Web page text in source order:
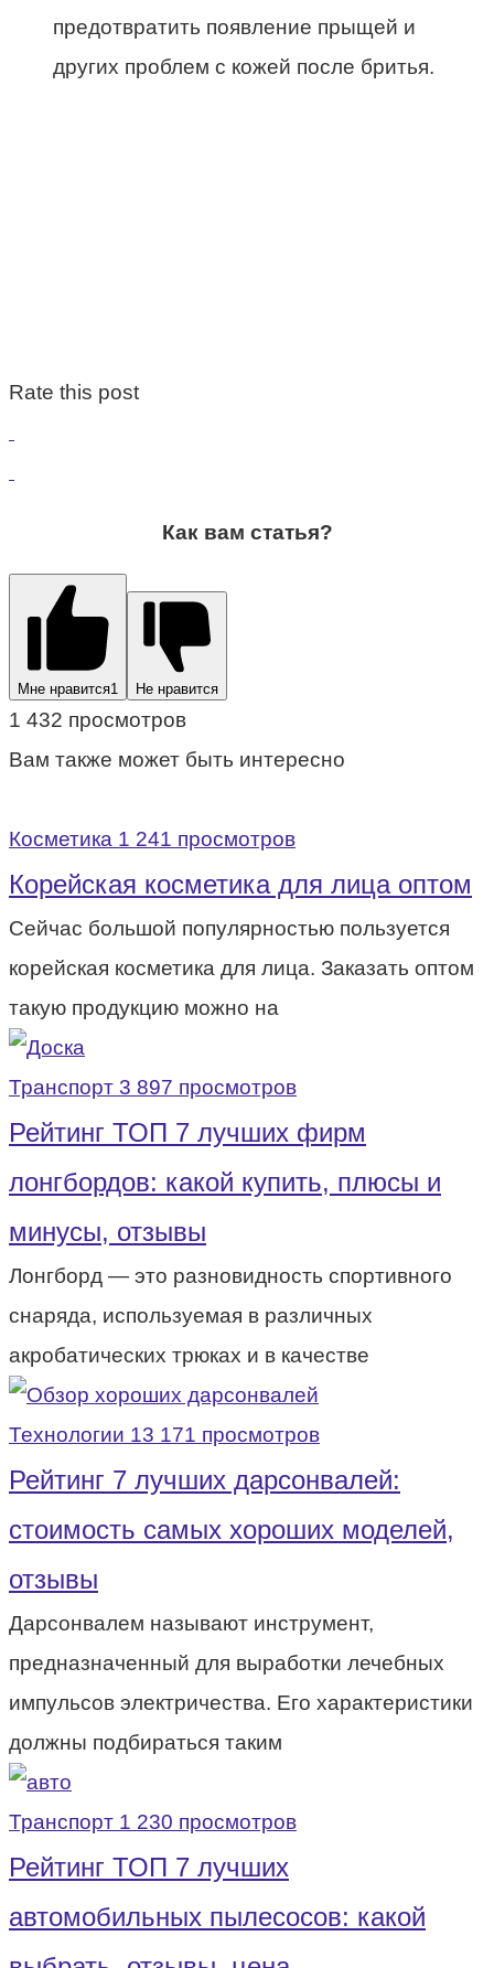
предотвратить появление прыщей и
других проблем с кожей после бритья.
Rate this post
Как вам статья?
Мне нравится1 Не нравится
1 432 просмотров
Вам также может быть интересно
Косметика 1 241 просмотров
Корейская косметика для лица оптом
Сейчас большой популярностью пользуется
корейская косметика для лица. Заказать оптом
такую продукцию можно на
Транспорт 3 897 просмотров
Рейтинг ТОП 7 лучших фирм
лонгбордов: какой купить, плюсы и
минусы, отзывы
Лонгборд — это разновидность спортивного
снаряда, используемая в различных
акробатических трюках и в качестве
Технологии 13 171 просмотров
Рейтинг 7 лучших дарсонвалей:
стоимость самых хороших моделей,
отзывы
Дарсонвалем называют инструмент,
предназначенный для выработки лечебных
импульсов электричества. Его характеристики
должны подбираться таким
Транспорт 1 230 просмотров
Рейтинг ТОП 7 лучших
автомобильных пылесосов: какой